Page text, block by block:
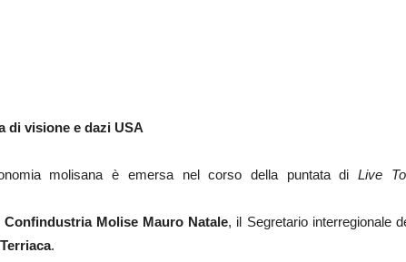
di visione e dazi USA
molisana è emersa nel corso della puntata di Live
Confindustria Molise Mauro Natale, il Segretario interregionale
.